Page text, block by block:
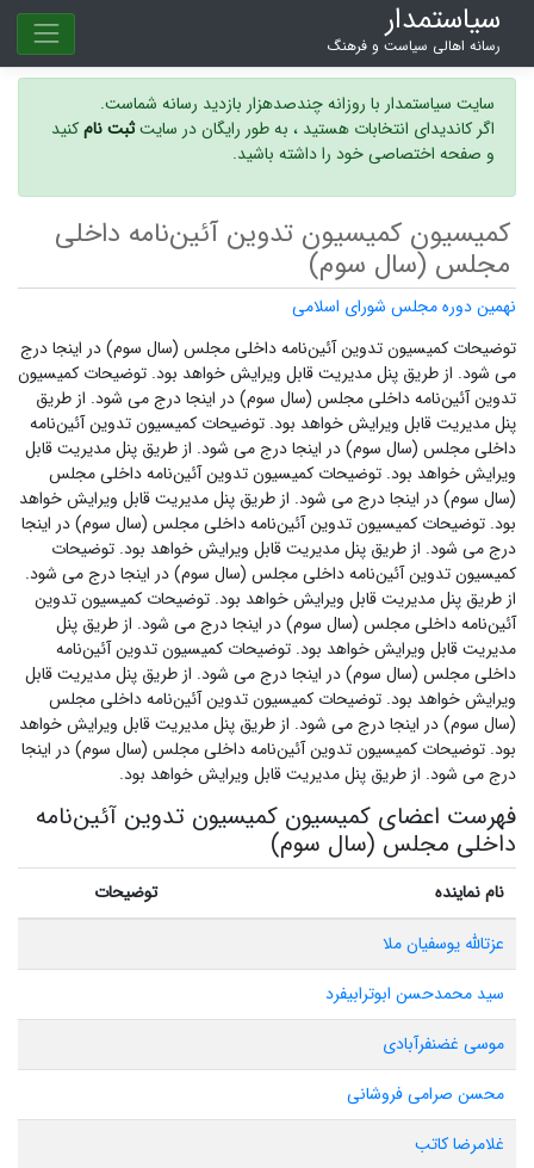
سیاستمدار
رسانه اهالی سیاست و فرهنگ
سایت سیاستمدار با روزانه چندصدهزار بازدید رسانه شماست.
اگر کاندیدای انتخابات هستید ، به طور رایگان در سایتثبت نامکنید
و صفحه اختصاصی خود را داشته باشید.
کمیسیون کمیسیون تدوین آئین‌نامه داخلی
مجلس (سال سوم)
نهمین دوره مجلس شورای اسلامی
توضیحات کمیسیون تدوین آئین‌نامه داخلی مجلس (سال سوم) در اینجا درج
می شود. از طریق پنل مدیریت قابل ویرایش خواهد بود. توضیحات کمیسیون
تدوین آئین‌نامه داخلی مجلس (سال سوم) در اینجا درج می شود. از طریق
پنل مدیریت قابل ویرایش خواهد بود. توضیحات کمیسیون تدوین آئین‌نامه
داخلی مجلس (سال سوم) در اینجا درج می شود. از طریق پنل مدیریت قابل
ویرایش خواهد بود. توضیحات کمیسیون تدوین آئین‌نامه داخلی مجلس
(سال سوم) در اینجا درج می شود. از طریق پنل مدیریت قابل ویرایش خواهد
بود. توضیحات کمیسیون تدوین آئین‌نامه داخلی مجلس (سال سوم) در اینجا
درج می شود. از طریق پنل مدیریت قابل ویرایش خواهد بود. توضیحات
کمیسیون تدوین آئین‌نامه داخلی مجلس (سال سوم) در اینجا درج می شود.
از طریق پنل مدیریت قابل ویرایش خواهد بود. توضیحات کمیسیون تدوین
آئین‌نامه داخلی مجلس (سال سوم) در اینجا درج می شود. از طریق پنل
مدیریت قابل ویرایش خواهد بود. توضیحات کمیسیون تدوین آئین‌نامه
داخلی مجلس (سال سوم) در اینجا درج می شود. از طریق پنل مدیریت قابل
ویرایش خواهد بود. توضیحات کمیسیون تدوین آئین‌نامه داخلی مجلس
(سال سوم) در اینجا درج می شود. از طریق پنل مدیریت قابل ویرایش خواهد
بود. توضیحات کمیسیون تدوین آئین‌نامه داخلی مجلس (سال سوم) در اینجا
درج می شود. از طریق پنل مدیریت قابل ویرایش خواهد بود.
فهرست اعضای کمیسیون کمیسیون تدوین آئین‌نامه
داخلی مجلس (سال سوم)
نام نماینده
توضیحات
عزتالله یوسفیان ملا
سید محمدحسن ابوترابیفرد
موسی غضنفرآبادی
محسن صرامی فروشانی
غلامرضا کاتب